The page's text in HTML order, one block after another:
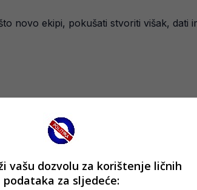
novo ekipi, pokušati stvoriti višak, dati
vašu dozvolu za korištenje ličnih
podataka za sljedeće: